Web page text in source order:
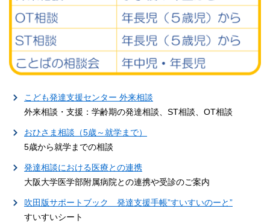
こども発達支援センター 外来相談
外来相談・支援：学齢期の発達相談、ST相談、OT相談
おひさま相談（5歳～就学まで）
5歳から就学までの相談
発達相談における医療との連携
大阪大学医学部附属病院との連携や受診のご案内
吹田版サポートブック 発達支援手帳”すいすいのーと”
すいすいシート